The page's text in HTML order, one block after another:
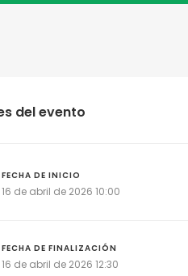
del evento
FECHA DE INICIO
16 de abril de 2026 10:00
FECHA DE FINALIZACIÓN
16 de abril de 2026 12:30